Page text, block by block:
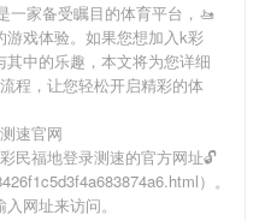
一家备受瞩目的体育平台，🚤
戏体验。如果您想加入k彩
其中的乐趣，本文将为您详细
程，让您轻松开启精彩的体
速官网
民福地登录测速的官方网址🔓
）。
网址来访问。